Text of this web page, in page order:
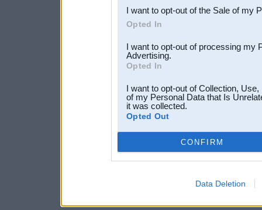
I want to opt-out of the Sale of my
Opted In
I want to opt-out of processing my
Advertising.
Opted In
I want to opt-out of Collection,
of my Personal Data that Is
it was collected.
Opted Out
CONFIRM
Data Deletion